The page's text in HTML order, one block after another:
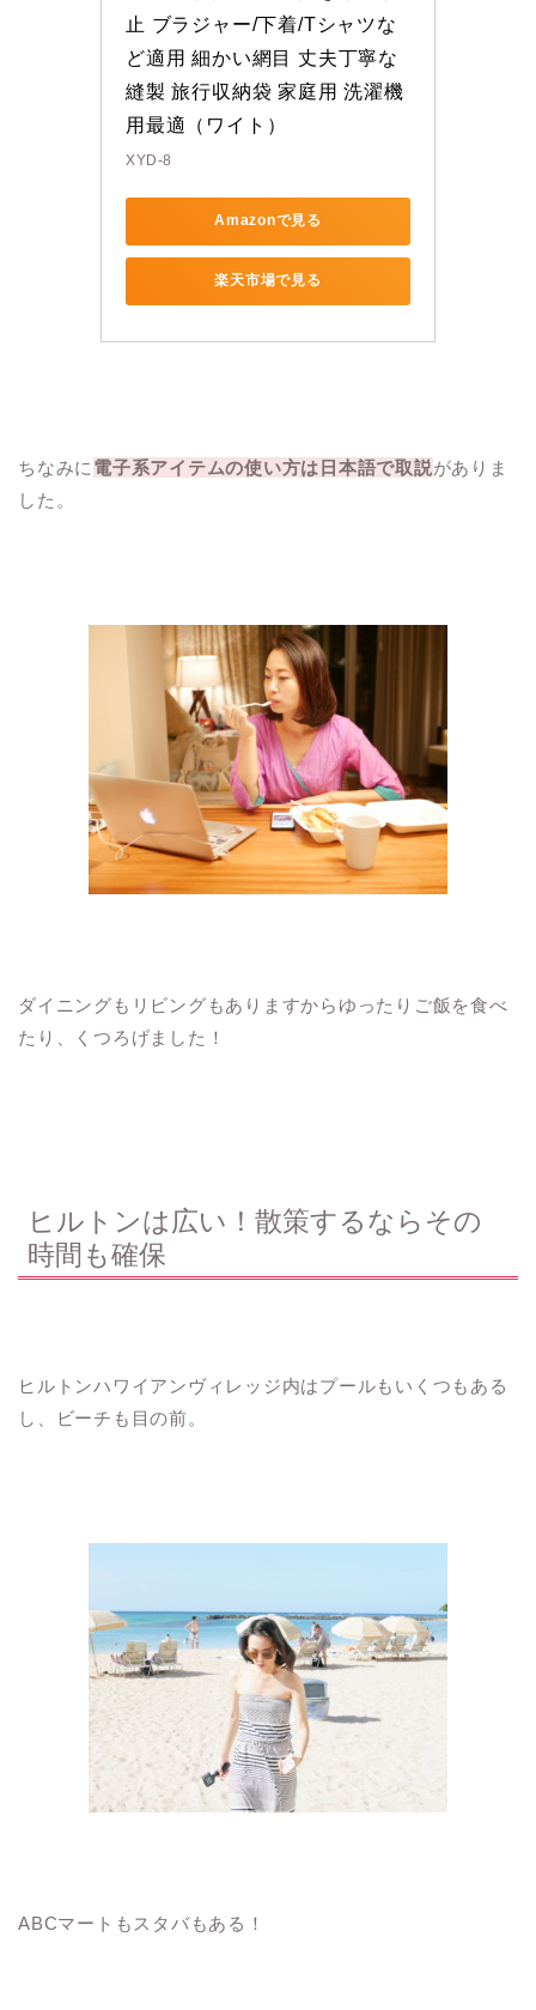
止 ブラジャー/下着/Tシャツな
ど適用 細かい網目 丈夫丁寧な
縫製 旅行収納袋 家庭用 洗濯機
用最適（ワイト）
XYD-8
Amazonで見る
楽天市場で見る
ちなみに 電子系アイテムの使い方は日本語で取説がありま
した。
ダイニングもリビングもありますからゆったりご飯を食べ
たり、くつろげました！
ヒルトンは広い！散策するならその
時間も確保
ヒルトンハワイアンヴィレッジ内はプールもいくつもある
し、ビーチも目の前。
ABCマートもスタバもある！